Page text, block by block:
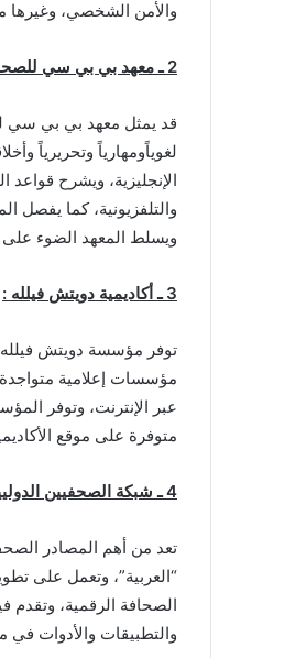
والأمن الشخصي، وغيرها
2 ـ معهد بي بي سي للصحافة :
قد يمثل معهد بي بي سي
لغوياًومهارياً وتحريرياً
الإنجليزية، ويشرح قواعد
والتلفزيونية، كما يفصل
ويسلط المعهد الضوء على
3 ـ أكاديمية دويتش فيلله :
توفر مؤسسة دويتش فيلله
مؤسسات إعلامية متواجدة
عبر الإنترنت، وتوفر
متوفرة على موقع
4 ـ شبكة الصحفيين الدوليين :
تعد من أهم المصادر
“العربية”، وتعمل على
الصحافة الرقمية، وتقدم
والتطبيقات والأدوات في